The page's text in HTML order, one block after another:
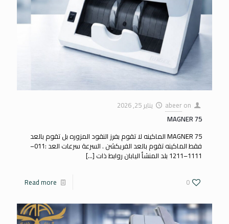
abeer on
يناير 25, 2026
MAGNER 75
MAGNER 75 الماكينه لا تقوم بفرز النقود المزوره بل تقوم بالعد
فقط الماكينه تقوم بالعد الفريكشن . السرعة سرعات العد :011–
1111–1211 بلد المنشأ اليابان روابط ذات […]
0
Read more